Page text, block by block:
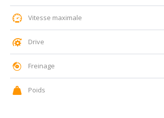
Vitesse maximale
Drive
Freinage
Poids